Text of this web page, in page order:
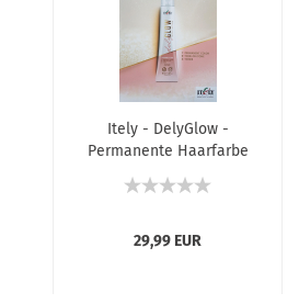
Itely - DelyGlow -
Permanente Haarfarbe
Tönung - Farbkarte
29,99 EUR